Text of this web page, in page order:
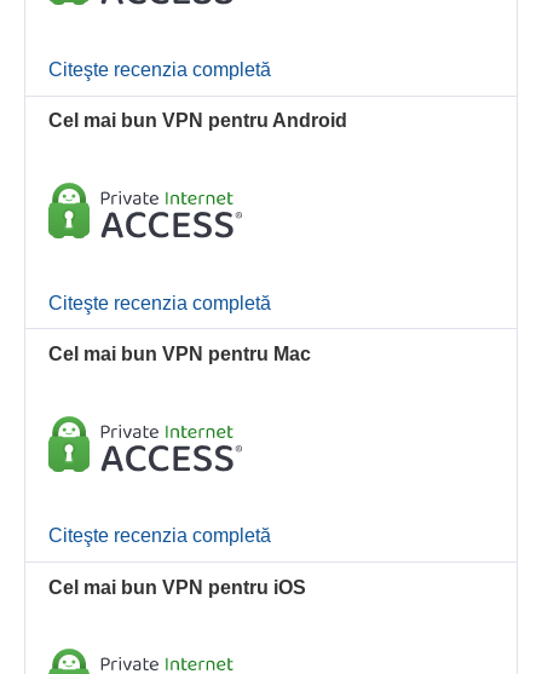
Citeşte recenzia completă
Cel mai bun VPN pentru Android
Citeşte recenzia completă
Cel mai bun VPN pentru Mac
Citeşte recenzia completă
Cel mai bun VPN pentru iOS